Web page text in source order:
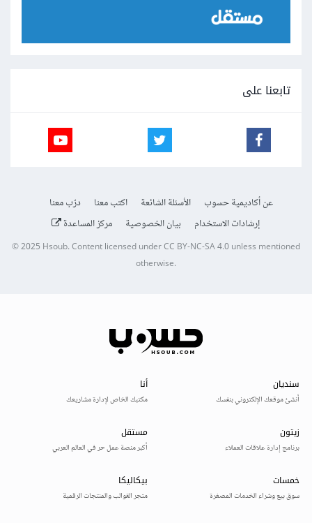
تابعنا على
عن أكاديمية حسوب الأسئلة الشائعة اكتب معنا
درّب معنا
إرشادات الاستخدام
بيان الخصوصية مركز المساعدة
© 2025Hsoub.Content licensed underCC BY-NC-SA 4.0unless mentioned
otherwise.